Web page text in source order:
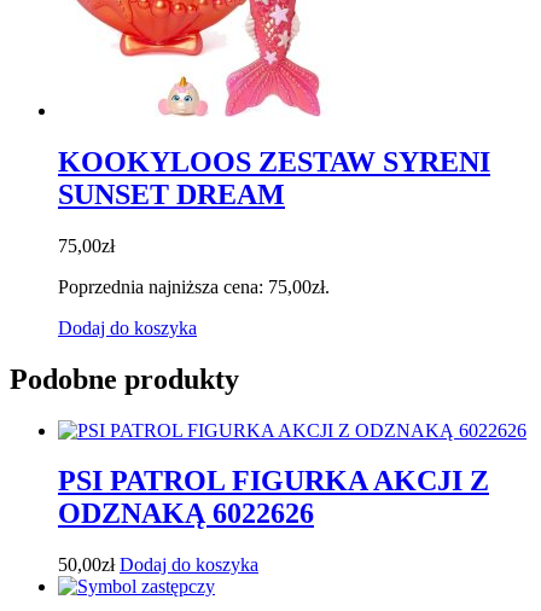
KOOKYLOOS ZESTAW SYRENI
SUNSET DREAM
75,00zł
Poprzednia najniższa cena: 75,00zł.
Dodaj do koszyka
Podobne produkty
PSI PATROL FIGURKA AKCJI Z
ODZNAKĄ 6022626
50,00zł Dodaj do koszyka